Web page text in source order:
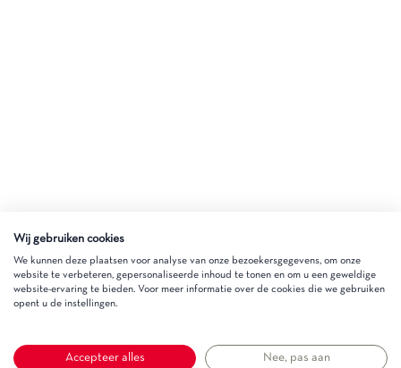
Wij gebruiken cookies
We kunnen deze plaatsen voor analyse van onze bezoekersgegevens, om onze
website te verbeteren, gepersonaliseerde inhoud te tonen en om u een geweldige
website-ervaring te bieden. Voor meer informatie over de cookies die we gebruiken
opent u de instellingen.
Accepteer alles Nee, pas aan